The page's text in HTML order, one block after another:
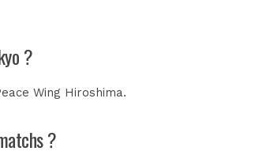
?
Wing Hiroshima.
?